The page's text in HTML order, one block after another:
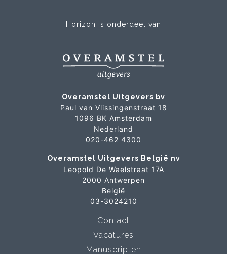
Horizon is onderdeel van
Overamstel Uitgevers bv
Paul van Vlissingenstraat 18
1096 BK Amsterdam
Nederland
020-462 4300
Overamstel Uitgevers België nv
Leopold De Waelstraat 17A
2000 Antwerpen
België
03-3024210
Contact
Vacatures
Manuscripten